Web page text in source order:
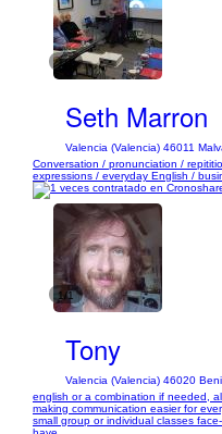
1/1
Seth Marron
Valencia (Valencia) 46011
Conversation / pronunciation /
expressions / everyday English /
1/1
Tony
Valencia (Valencia) 46020
english or a combination if needed,
making communication easier for
small group or individual classes